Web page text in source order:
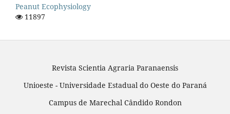
Peanut Ecophysiology
11897
Revista Scientia Agraria Paranaensis
Unioeste - Universidade Estadual do Oeste do Paraná
Campus de Marechal Cândido Rondon